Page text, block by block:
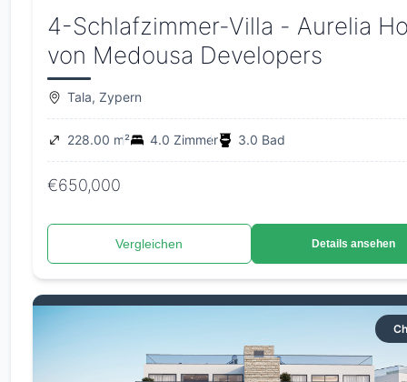
4-Schlafzimmer-Villa - Aurelia
von Medousa Developers
Tala, Zypern
228.00 m² 4.0 Zimmer 3.0 Bad
€650,000
Vergleichen Details ansehen